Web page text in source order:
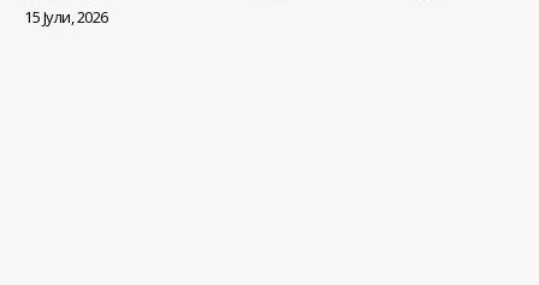
15 Јули, 2026